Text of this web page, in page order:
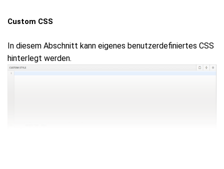
Custom CSS
In diesem Abschnitt kann eigenes benutzerdefiniertes CSS
hinterlegt werden.